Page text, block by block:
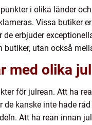
i olika länder
Vissa butiker
erbjuder
utan också
med olika
för julrean. Att ha
kanske inte hade
Att ha rean innan